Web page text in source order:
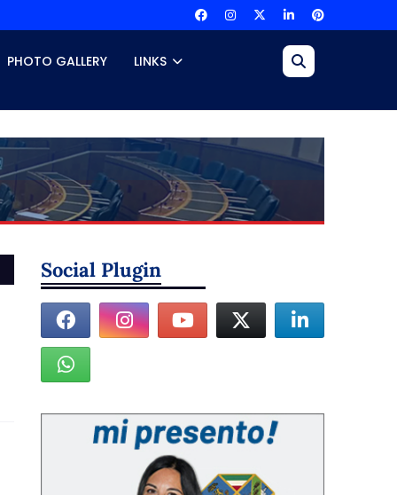
PHOTO GALLERY LINKS
Social Plugin